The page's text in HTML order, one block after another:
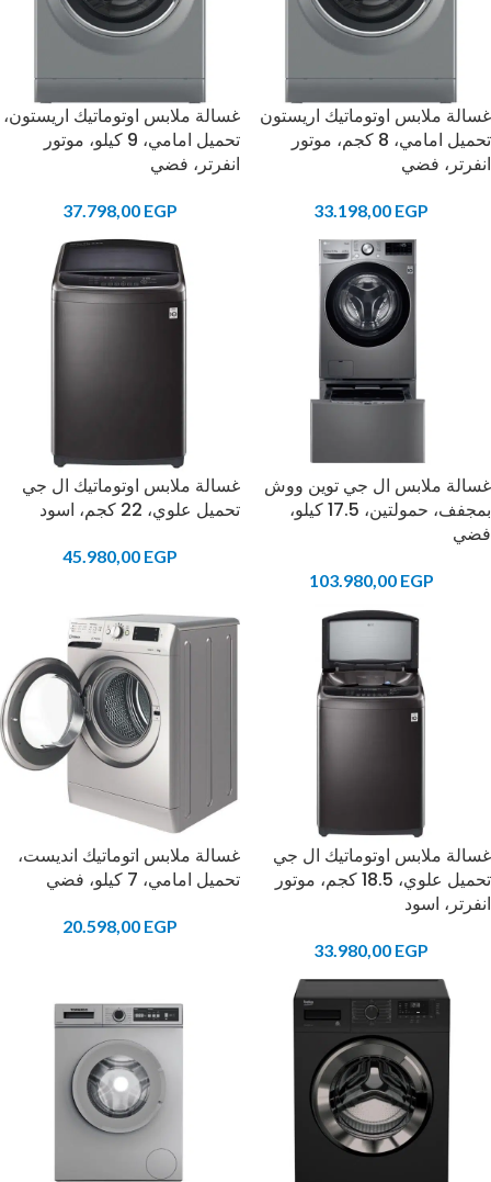
غسالة ملابس اوتوماتيك اريستون
تحميل امامي، 8 كجم، موتور
انفرتر، فضي
33.198,00 EGP
غسالة ملابس اوتوماتيك اريستون،
تحميل امامي، 9 كيلو، موتور
انفرتر، فضي
37.798,00 EGP
غسالة ملابس ال جي توين ووش
بمجفف، حمولتين، 17.5 كيلو،
فضي
103.980,00 EGP
غسالة ملابس اوتوماتيك ال جي
تحميل علوي، 22 كجم، اسود
45.980,00 EGP
غسالة ملابس اوتوماتيك ال جي
تحميل علوي، 18.5 كجم، موتور
انفرتر، اسود
33.980,00 EGP
غسالة ملابس اتوماتيك انديست،
تحميل امامي، 7 كيلو، فضي
20.598,00 EGP